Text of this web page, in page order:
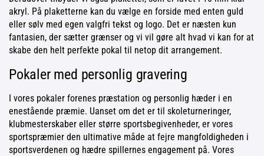
akryl. På plaketterne kan du vælge en forside med enten guld
eller sølv med egen valgfri tekst og logo. Det er næsten kun
fantasien, der sætter grænser og vi vil gøre alt hvad vi kan for at
skabe den helt perfekte pokal til netop dit arrangement.
Pokaler med personlig gravering
I vores pokaler forenes præstation og personlig hæder i en
enestående præmie. Uanset om det er til skoleturneringer,
klubmesterskaber eller større sportsbegivenheder, er vores
sportspræmier den ultimative måde at fejre mangfoldigheden i
sportsverdenen og hædre spillernes engagement på. Vores